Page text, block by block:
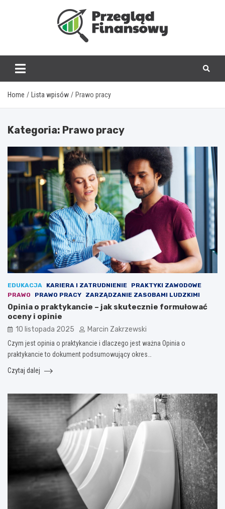
Home Lista wpisów Prawo pracy
Kategoria: Prawo pracy
EDUKACJA KARIERA I ZATRUDNIENIE
PRAKTYKI ZAWODOWE
PRAWO
PRAWO PRACY ZARZĄDZANIE ZASOBAMI LUDZKIMI
Opinia o praktykancie – jak skutecznie formułować
oceny i opinie
10 listopada 2025 Marcin Zakrzewski
Czym jest opinia o praktykancie i dlaczego jest ważna Opinia o
praktykancie to dokument podsumowujący okres…
Czytaj dalej